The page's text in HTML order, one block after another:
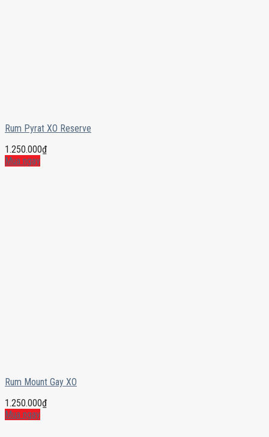
Rum Pyrat XO Reserve
1.250.000₫
Mua ngay
Rum Mount Gay XO
1.250.000₫
Mua ngay